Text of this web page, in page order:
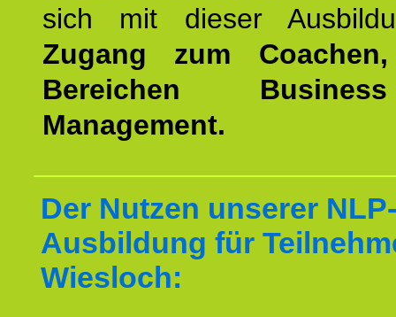
sich mit dieser
Zugang zum
Bereichen
Management.
Der Nutzen unserer
Ausbildung für
Wiesloch: